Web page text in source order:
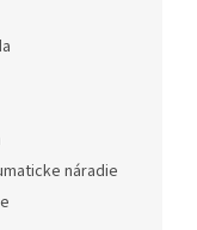
náradie